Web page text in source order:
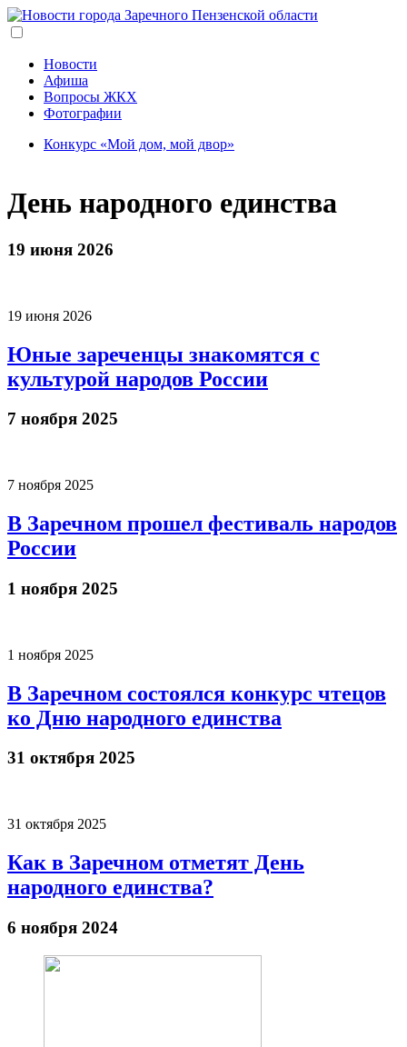
Перейти
к
содержанию
Новости
Афиша
Вопросы ЖКХ
Фотографии
Конкурс «Мой дом, мой двор»
День народного единства
19 июня 2026
19 июня 2026
Юные зареченцы знакомятся с
культурой народов России
7 ноября 2025
7 ноября 2025
В Заречном прошел фестиваль народов
России
1 ноября 2025
1 ноября 2025
В Заречном состоялся конкурс чтецов
ко Дню народного единства
31 октября 2025
31 октября 2025
Как в Заречном отметят День
народного единства?
6 ноября 2024